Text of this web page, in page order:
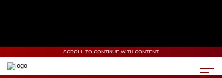
SCROLL TO CONTINUE WITH CONTENT